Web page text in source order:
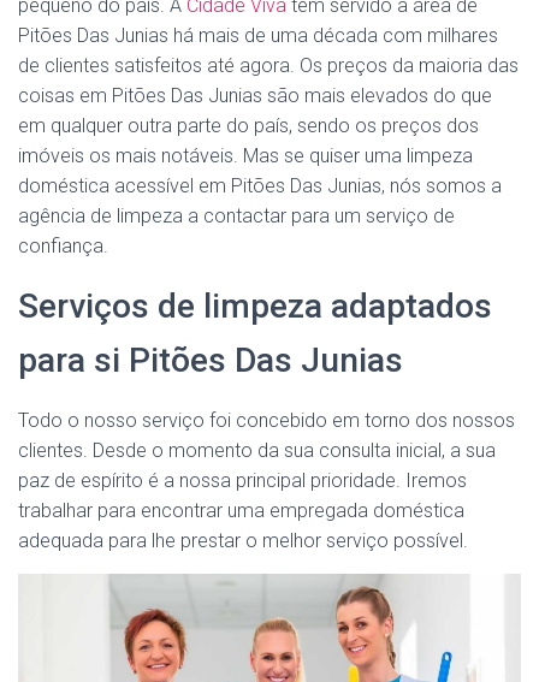
pequeno do país. A Cidade Viva tem servido a área de
Pitões Das Junias há mais de uma década com milhares
de clientes satisfeitos até agora. Os preços da maioria das
coisas em Pitões Das Junias são mais elevados do que
em qualquer outra parte do país, sendo os preços dos
imóveis os mais notáveis. Mas se quiser uma limpeza
doméstica acessível em Pitões Das Junias, nós somos a
agência de limpeza a contactar para um serviço de
confiança.
Serviços de limpeza adaptados
para si Pitões Das Junias
Todo o nosso serviço foi concebido em torno dos nossos
clientes. Desde o momento da sua consulta inicial, a sua
paz de espírito é a nossa principal prioridade. Iremos
trabalhar para encontrar uma empregada doméstica
adequada para lhe prestar o melhor serviço possível.